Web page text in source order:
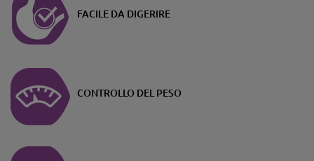
FACILE DA DIGERIRE
CONTROLLO DEL PESO